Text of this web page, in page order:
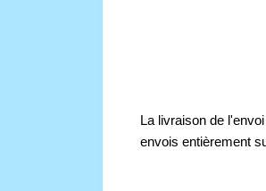
La livraison de
envois entièrement